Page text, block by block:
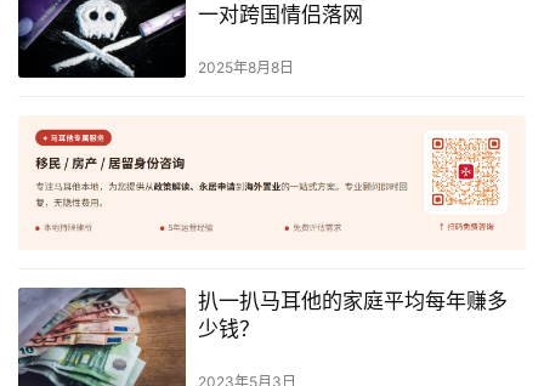
一对跨国情侣落网
2025年8月8日
扒一扒马耳他的家庭平均每年赚多
少钱？
2023年5月3日